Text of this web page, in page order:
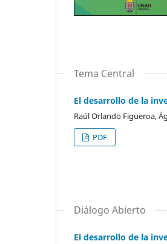
Tema Central
El desarrollo de la
Raúl Orlando Figueroa,
PDF
Diálogo Abierto
El desarrollo de la